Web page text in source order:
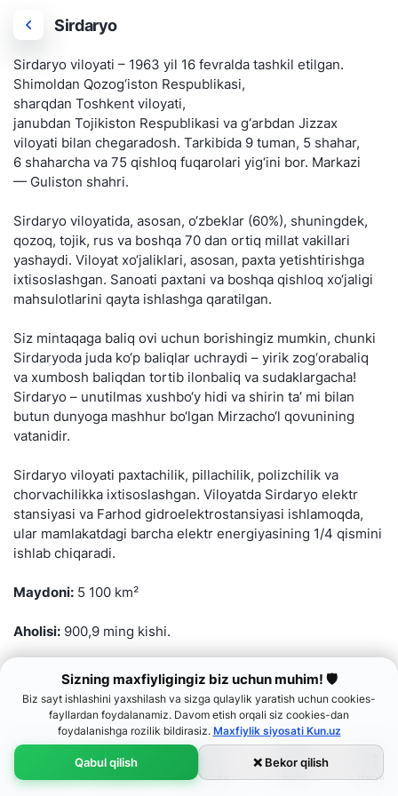
Sizning maxfiyligingiz biz uchun muhim! 🛡
Biz sayt ishlashini yaxshilash va sizga qulaylik yaratish uchun cookies-
fayllardan foydalanamiz. Davom etish orqali siz cookies-dan
foydalanishga rozilik bildirasiz. Maxfiylik siyosati Kun.uz
Qabul qilish ❌ Bekor qilish
Sirdaryo
Sirdaryo viloyati – 1963 yil 16 fevralda tashkil etilgan.
Shimoldan Qozog‘iston Respublikasi,
sharqdan Toshkent viloyati,
janubdan Tojikiston Respublikasi va g‘arbdan Jizzax
viloyati bilan chegaradosh. Tarkibida 9 tuman, 5 shahar,
6 shaharcha va 75 qishloq fuqarolari yig‘ini bor. Markazi
— Guliston shahri.
Sirdaryo viloyatida, asosan, o‘zbeklar (60%), shuningdek,
qozoq, tojik, rus va boshqa 70 dan ortiq millat vakillari
yashaydi. Viloyat xo‘jaliklari, asosan, paxta yetishtirishga
ixtisoslashgan. Sanoati paxtani va boshqa qishloq xo‘jaligi
mahsulotlarini qayta ishlashga qaratilgan.
Siz mintaqaga baliq ovi uchun borishingiz mumkin, chunki
Sirdaryoda juda ko‘p baliqlar uchraydi – yirik zog‘orabaliq
va xumbosh baliqdan tortib ilonbaliq va sudaklargacha!
Sirdaryo – unutilmas xushbo‘y hidi va shirin ta’ mi bilan
butun dunyoga mashhur bo‘lgan Mirzacho‘l qovunining
vatanidir.
Sirdaryo viloyati paxtachilik, pillachilik, polizchilik va
chorvachilikka ixtisoslashgan. Viloyatda Sirdaryo elektr
stansiyasi va Farhod gidroelektrostansiyasi ishlamoqda,
ular mamlakatdagi barcha elektr energiyasining 1/4 qismini
ishlab chiqaradi.
Maydoni: 5 100 km²
Aholisi: 900,9 ming kishi.
Bosh sahifa Ko‘rsatuvlar Menyu